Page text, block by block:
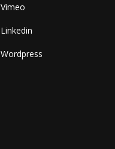
Vimeo
Linkedin
Wordpress